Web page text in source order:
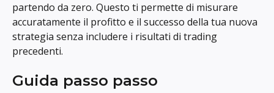
partendo da zero. Questo ti permette di misurare
accuratamente il profitto e il successo della tua nuova
strategia senza includere i risultati di trading
precedenti.
Guida passo passo